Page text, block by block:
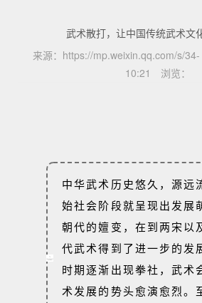
武术散打，让中国传统武术文
来源： https://mp.weixin.qq.com/s/34-
10:21
浏览：
中华武术历史悠久，源远
始社会阶段就呈现出发展
朝代的嬗变，在到两宋以
代武术得到了进一步的发
时期逐渐出现拳社，武术
术发展的势头愈演愈烈。